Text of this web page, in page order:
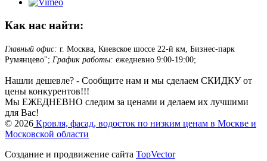
Как нас найти:
Главный офис: г. Москва, Киевское шоссе 22-й км, Бизнес-парк
Румянцево"; График работы: ежедневно 9:00-19:00;
Нашли дешевле? - Сообщите нам и мы сделаем СКИДКУ от
цены конкурентов!!!
Мы ЕЖЕДНЕВНО следим за ценами и делаем их лучшими
для Вас!
© 2026 Кровля, фасад, водосток по низким ценам в Москве и
Московской области
Создание и продвижение сайта TopVector